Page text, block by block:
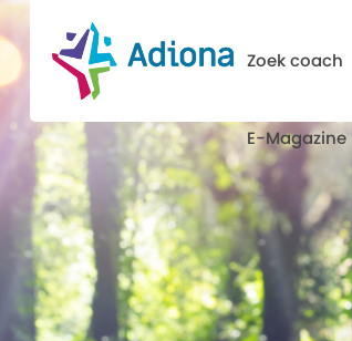
Zoek coach
E-Magazine